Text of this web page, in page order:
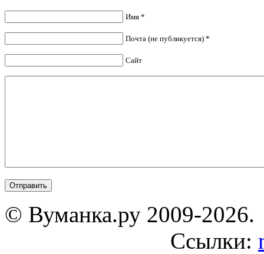
Имя *
Почта (не публикуется) *
Сайт
© Вуманка.ру 2009-2026.
Ссылки: